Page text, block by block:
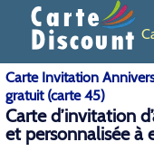
Carte Invitation
gratuit (carte 45)
Carte d’invitation
et personnalisée